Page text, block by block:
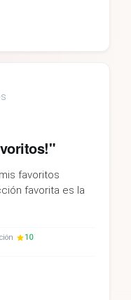
favoritos
favorita es la
10